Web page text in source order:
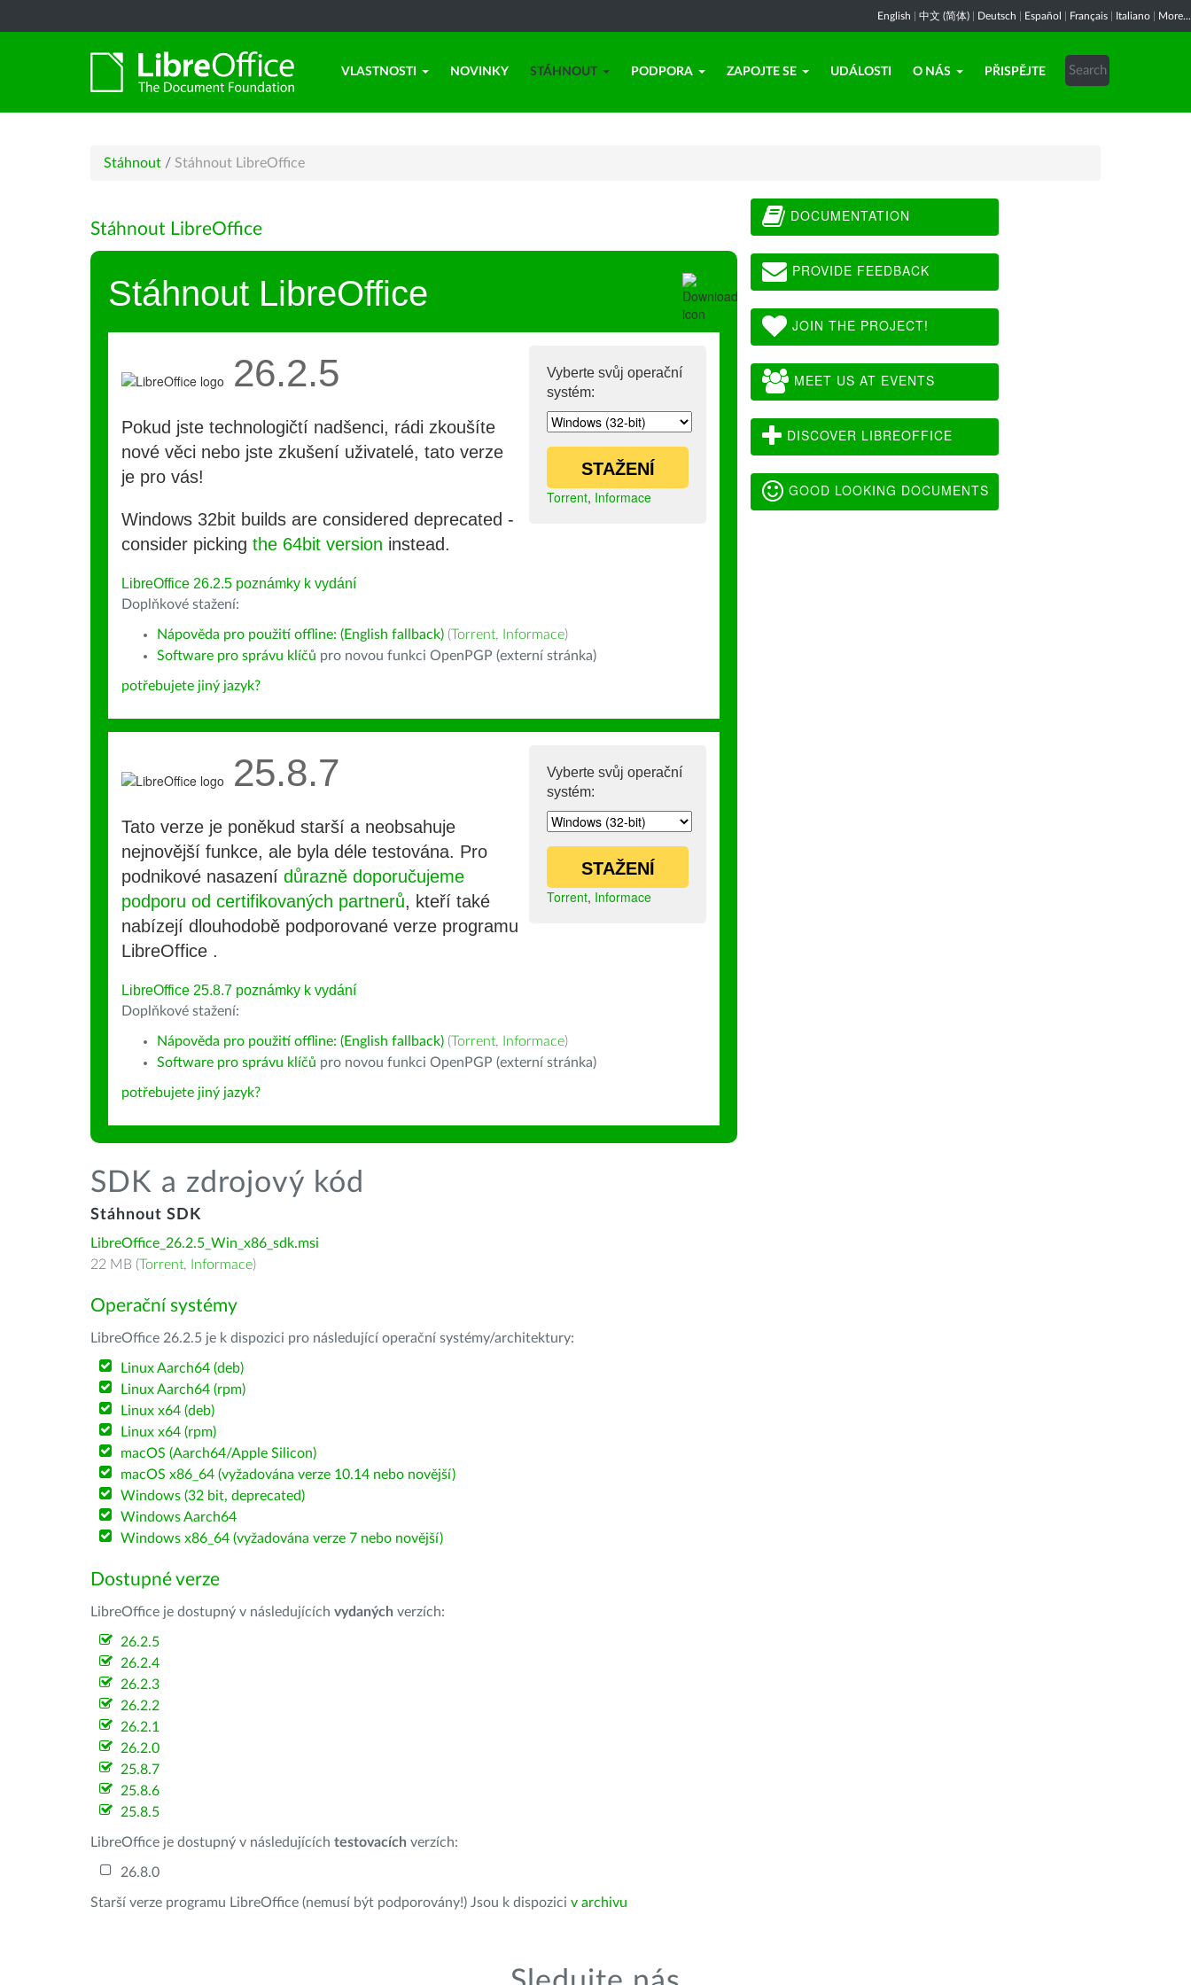
English 中文 (简体) Deutsch Español Français Italiano More...
VLASTNOSTI NOVINKY STÁHNOUT PODPORA ZAPOJTE SE UDÁLOSTI O NÁS PŘISPĚJTE
Stáhnout / Stáhnout LibreOffice
Stáhnout LibreOffice
Stáhnout LibreOffice
Vyberte svůj operační
systém:
STAŽENÍ
Torrent, Informace
26.2.5
Pokud jste technologičtí nadšenci, rádi zkoušíte
nové věci nebo jste zkušení uživatelé, tato verze
je pro vás!
Windows 32bit builds are considered deprecated -
consider picking the 64bit version instead.
LibreOffice 26.2.5 poznámky k vydání
Doplňkové stažení:
Nápověda pro použití offline: (English fallback) (Torrent, Informace)
Software pro správu klíčů pro novou funkci OpenPGP (externí stránka)
potřebujete jiný jazyk?
Vyberte svůj operační
systém:
STAŽENÍ
Torrent, Informace
25.8.7
Tato verze je poněkud starší a neobsahuje
nejnovější funkce, ale byla déle testována. Pro
podnikové nasazení důrazně doporučujeme
podporu od certifikovaných partnerů, kteří také
nabízejí dlouhodobě podporované verze programu
LibreOffice .
LibreOffice 25.8.7 poznámky k vydání
Doplňkové stažení:
Nápověda pro použití offline: (English fallback) (Torrent, Informace)
Software pro správu klíčů pro novou funkci OpenPGP (externí stránka)
potřebujete jiný jazyk?
SDK a zdrojový kód
Stáhnout SDK
LibreOffice_26.2.5_Win_x86_sdk.msi
22 MB (Torrent, Informace)
Operační systémy
LibreOffice 26.2.5 je k dispozici pro následující operační systémy/architektury:
Linux Aarch64 (deb)
Linux Aarch64 (rpm)
Linux x64 (deb)
Linux x64 (rpm)
macOS (Aarch64/Apple Silicon)
macOS x86_64 (vyžadována verze 10.14 nebo novější)
Windows (32 bit, deprecated)
Windows Aarch64
Windows x86_64 (vyžadována verze 7 nebo novější)
Dostupné verze
LibreOffice je dostupný v následujících vydaných verzích:
26.2.5
26.2.4
26.2.3
26.2.2
26.2.1
26.2.0
25.8.7
25.8.6
25.8.5
LibreOffice je dostupný v následujících testovacích verzích:
26.8.0
Starší verze programu LibreOffice (nemusí být podporovány!) Jsou k dispozici v archivu
DOCUMENTATION
PROVIDE FEEDBACK
JOIN THE PROJECT!
MEET US AT EVENTS
DISCOVER LIBREOFFICE
GOOD LOOKING DOCUMENTS